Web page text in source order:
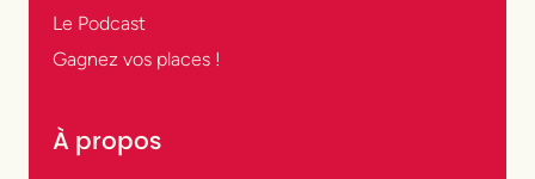
Le Podcast
Gagnez vos places !
À propos